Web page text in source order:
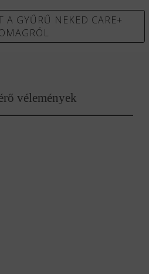
A GYŰRŰ NEKED CARE+
vélemények